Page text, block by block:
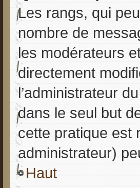
Les rangs, qui
nombre de
les modérateurs
directement
l’administrateur
dans le seul but
cette pratique est
administrateur)
Haut